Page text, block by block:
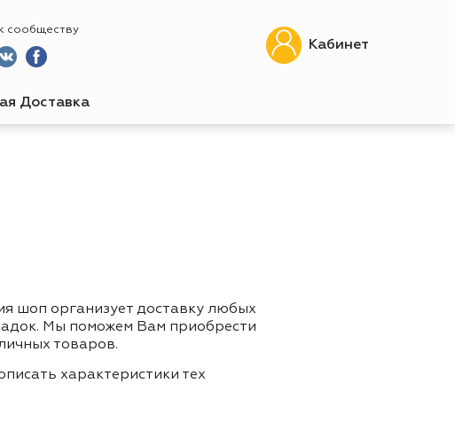
сообществу
Кабинет
Доставка
шоп организует доставку любых
Мы поможем Вам приобрести
товаров.
характеристики тех